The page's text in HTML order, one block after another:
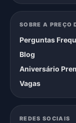
SOBRE A PREÇO
Perguntas
Blog
Aniversário
Vagas
REDES SOCIAIS